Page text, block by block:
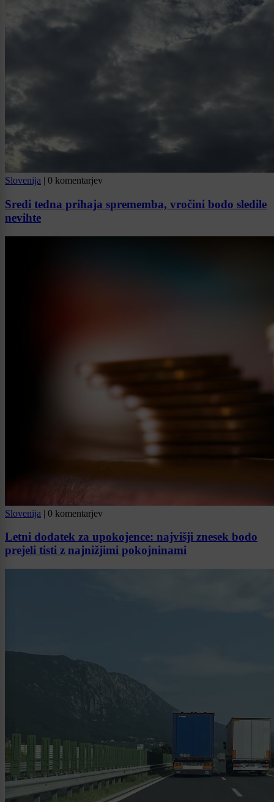
Slovenija | 0 komentarjev
Sredi tedna prihaja sprememba, vročini bodo sledile
nevihte
Slovenija | 0 komentarjev
Letni dodatek za upokojence: najvišji znesek bodo
prejeli tisti z najnižjimi pokojninami